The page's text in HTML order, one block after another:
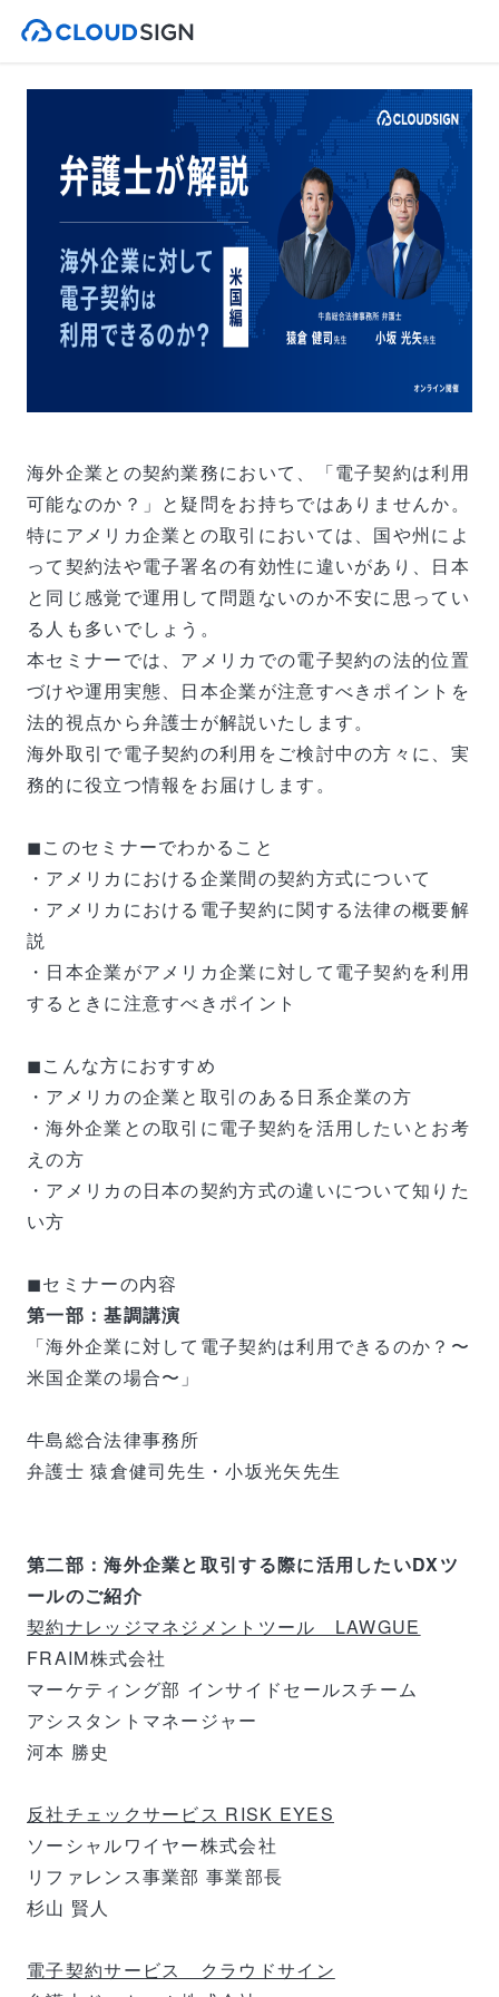
海外企業との契約業務において、「電子契約は利用
可能なのか？」と疑問をお持ちではありませんか。
特にアメリカ企業との取引においては、国や州によ
って契約法や電子署名の有効性に違いがあり、日本
と同じ感覚で運用して問題ないのか不安に思ってい
る人も多いでしょう。
本セミナーでは、アメリカでの電子契約の法的位置
づけや運用実態、日本企業が注意すべきポイントを
法的視点から弁護士が解説いたします。
海外取引で電子契約の利用をご検討中の方々に、実
務的に役立つ情報をお届けします。
◼このセミナーでわかること
・アメリカにおける企業間の契約方式について
・アメリカにおける電子契約に関する法律の概要解
説
・日本企業がアメリカ企業に対して電子契約を利用
するときに注意すべきポイント
◼︎こんな方におすすめ
・アメリカの企業と取引のある日系企業の方
・海外企業との取引に電子契約を活用したいとお考
えの方
・アメリカの日本の契約方式の違いについて知りた
い方
◼︎セミナーの内容
第一部：基調講演
「海外企業に対して電子契約は利用できるのか？〜
米国企業の場合〜」
牛島総合法律事務所
弁護士 猿倉健司先生・小坂光矢先生
第二部：海外企業と取引する際に活用したいDXツ
ールのご紹介
契約ナレッジマネジメントツール LAWGUE
FRAIM株式会社
マーケティング部 インサイドセールスチーム
アシスタントマネージャー
河本 勝史
反社チェックサービス RISK EYES
ソーシャルワイヤー株式会社
リファレンス事業部 事業部長
杉山 賢人
電子契約サービス クラウドサイン